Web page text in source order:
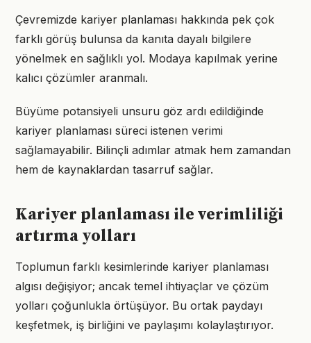
Çevremizde kariyer planlaması hakkında pek çok
farklı görüş bulunsa da kanıta dayalı bilgilere
yönelmek en sağlıklı yol. Modaya kapılmak yerine
kalıcı çözümler aranmalı.
Büyüme potansiyeli unsuru göz ardı edildiğinde
kariyer planlaması süreci istenen verimi
sağlamayabilir. Bilinçli adımlar atmak hem zamandan
hem de kaynaklardan tasarruf sağlar.
Kariyer planlaması ile verimliliği
artırma yolları
Toplumun farklı kesimlerinde kariyer planlaması
algısı değişiyor; ancak temel ihtiyaçlar ve çözüm
yolları çoğunlukla örtüşüyor. Bu ortak paydayı
keşfetmek, iş birliğini ve paylaşımı kolaylaştırıyor.